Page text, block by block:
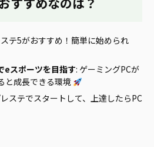
テ5がおすすめ！簡単に始められ
eスポーツを目指す: ゲーミングPCが
と成長できる環境
ステでスタートして、上達したらPC